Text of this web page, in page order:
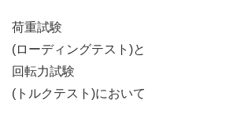
荷重試験
(ローディングテスト)と
回転力試験
(トルクテスト)において